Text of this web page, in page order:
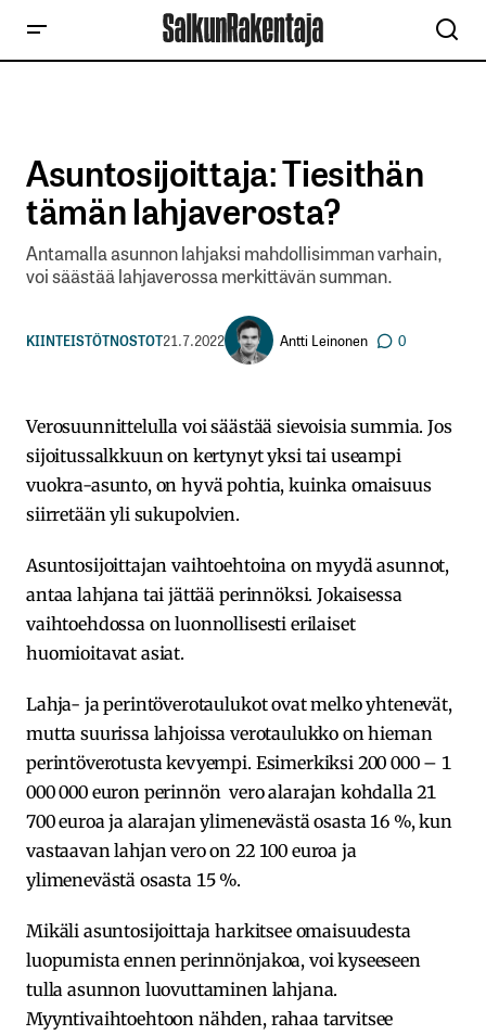
Asuntosijoittaja: Tiesithän
tämän lahjaverosta?
Antamalla asunnon lahjaksi mahdollisimman varhain,
voi säästää lahjaverossa merkittävän summan.
KIINTEISTÖTNOSTOT21.7.2022 Antti Leinonen 0
Verosuunnittelulla voi säästää sievoisia summia. Jos
sijoitussalkkuun on kertynyt yksi tai useampi
vuokra-asunto, on hyvä pohtia, kuinka omaisuus
siirretään yli sukupolvien.
Asuntosijoittajan vaihtoehtoina on myydä asunnot,
antaa lahjana tai jättää perinnöksi. Jokaisessa
vaihtoehdossa on luonnollisesti erilaiset
huomioitavat asiat.
Lahja- ja perintöverotaulukot ovat melko yhtenevät,
mutta suurissa lahjoissa verotaulukko on hieman
perintöverotusta kevyempi. Esimerkiksi 200 000 – 1
000 000 euron perinnön vero alarajan kohdalla 21
700 euroa ja alarajan ylimenevästä osasta 16 %, kun
vastaavan lahjan vero on 22 100 euroa ja
ylimenevästä osasta 15 %.
Mikäli asuntosijoittaja harkitsee omaisuudesta
luopumista ennen perinnönjakoa, voi kyseeseen
tulla asunnon luovuttaminen lahjana.
Myyntivaihtoehtoon nähden, rahaa tarvitsee